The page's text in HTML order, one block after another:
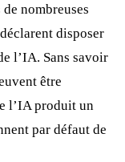
nombreuses
disposer
l’IA. Sans savoir
être
l’IA produit un
par défaut de